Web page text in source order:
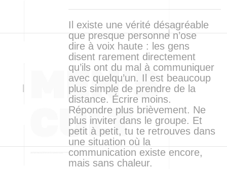
Il existe une vérité désagréable
que presque personne n’ose
dire à voix haute : les gens
disent rarement directement
qu’ils ont du mal à communiquer
avec quelqu’un. Il est beaucoup
plus simple de prendre de la
distance. Écrire moins.
Répondre plus brièvement. Ne
plus inviter dans le groupe. Et
petit à petit, tu te retrouves dans
une situation où la
communication existe encore,
mais sans chaleur.